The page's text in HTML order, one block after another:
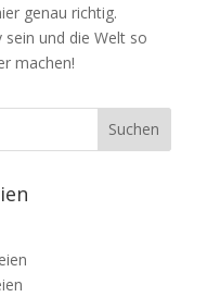
genau richtig.
und die Welt so
machen!